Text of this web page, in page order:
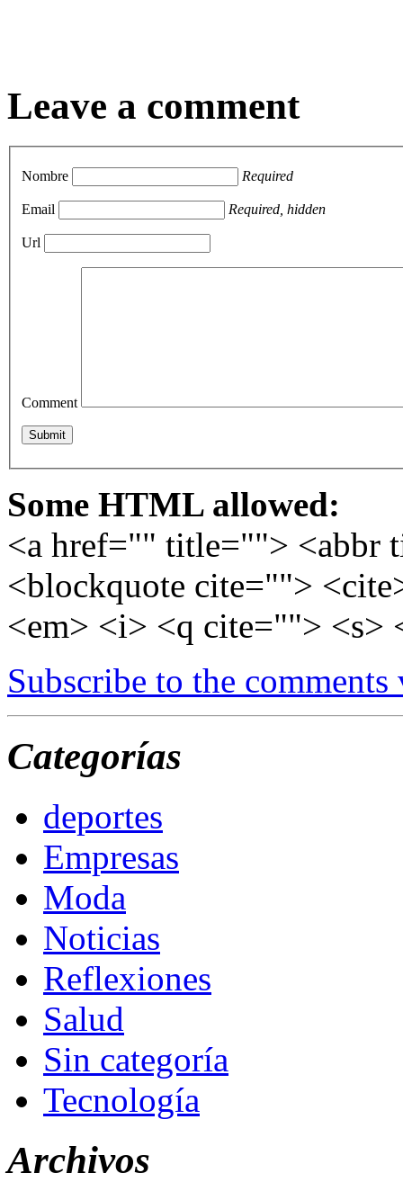
Leave a comment
Nombre Required
Email Required, hidden
Url
Comment
Some HTML allowed:
<a href="" title=""> <abbr
<blockquote cite="">
<em> <i> <q cite=""> <s>
Subscribe to the comments
Categorías
deportes
Empresas
Moda
Noticias
Reflexiones
Salud
Sin categoría
Tecnología
Archivos